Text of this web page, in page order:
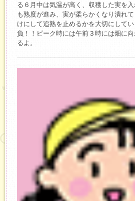
る６月中は気温が高く、収穫した実を
も熟度が進み、実が柔らかくなり潰れ
けにして追熟を止めるかを大切にして
負！！ピーク時には午前３時には畑に
るよ。